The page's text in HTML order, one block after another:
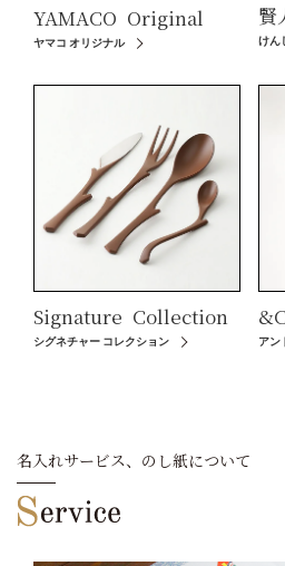
YAMACO Original
ヤマコ オリジナル
賢
けん
Signature Collection
シグネチャー コレクション
&C
アン
名入れサービス、のし紙について